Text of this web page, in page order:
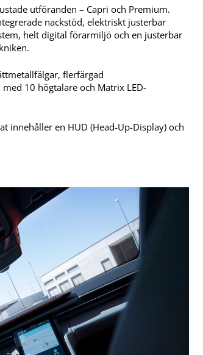
utföranden – Capri och Premium.
nackstöd, elektriskt justerbar
helt digital förarmiljö och en justerbar
flerfärgad
10 högtalare och Matrix LED-
innehåller en HUD (Head-Up-Display) och